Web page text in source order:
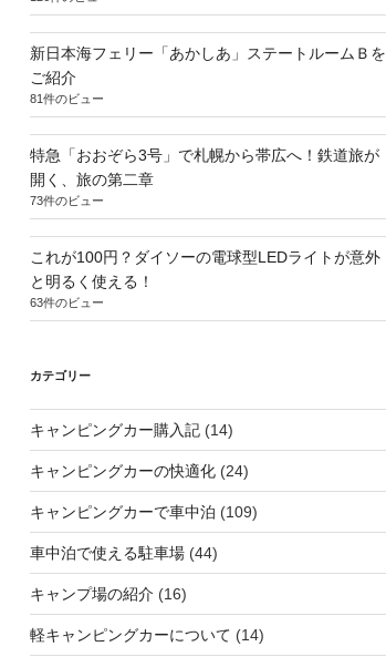
新日本海フェリー「あかしあ」ステートルームＢを
ご紹介
81件のビュー
特急「おおぞら3号」で札幌から帯広へ！鉄道旅が
開く、旅の第二章
73件のビュー
これが100円？ダイソーの電球型LEDライトが意外
と明るく使える！
63件のビュー
カテゴリー
キャンピングカー購入記(14)
キャンピングカーの快適化(24)
キャンピングカーで車中泊 (109)
車中泊で使える駐車場(44)
キャンプ場の紹介 (16)
軽キャンピングカーについて (14)